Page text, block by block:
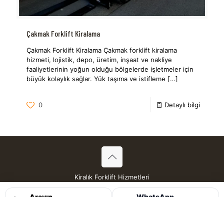
Çakmak Forklift Kiralama
Çakmak Forklift Kiralama Çakmak forklift kiralama
hizmeti, lojistik, depo, üretim, inşaat ve nakliye
faaliyetlerinin yoğun olduğu bölgelerde işletmeler için
büyük kolaylık sağlar. Yük taşıma ve istifleme […]
0 Detaylı bilgi
Kiralık Forklift Hizmetleri
Tüm Hakları Saklıdır © 2026